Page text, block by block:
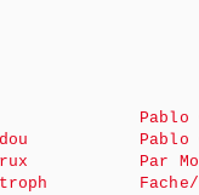
Pablo
Pablo
Par